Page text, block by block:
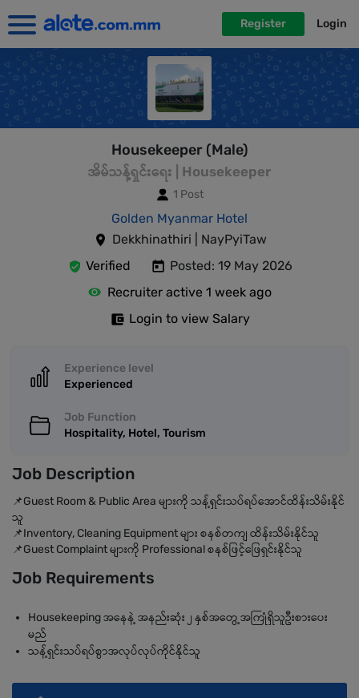
Register Login
Housekeeper (Male)
အိမ်သန့်ရှင်းရေး | Housekeeper
1 Post
Golden Myanmar Hotel
Dekkhinathiri | NayPyiTaw
Verified
Posted: 19 May 2026
Recruiter active 1 week ago
Login to view Salary
Experience level
Experienced
Job Function
Hospitality, Hotel, Tourism
Job Description
📌Guest Room & Public Area များကို သန့်ရှင်းသပ်ရပ်အောင်ထိန်းသိမ်းနိုင်
သူ
📌Inventory, Cleaning Equipment များ စနစ်တကျ ထိန်းသိမ်းနိုင်သူ
📌Guest Complaint များကို Professional စနစ်ဖြင့်ဖြေရှင်းနိုင်သူ
Job Requirements
Housekeeping အနေနဲ့ အနည်းဆုံး ၂ နှစ်အတွေ့အကြုံရှိသူဦးစားပေး
မည်
သန့်ရှင်းသပ်ရပ်စွာအလုပ်လုပ်ကိုင်နိုင်သူ